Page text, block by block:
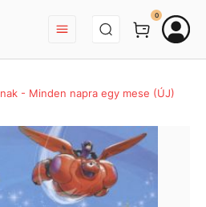
BEJELENTKEZÉS
0
- Minden napra egy mese (ÚJ)